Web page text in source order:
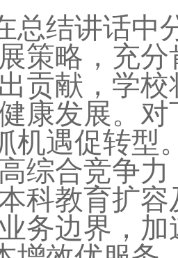
总结讲话中
策略，充
贡献，学
康发展。
机遇促转型
综合竞争
科教育扩
务边界，